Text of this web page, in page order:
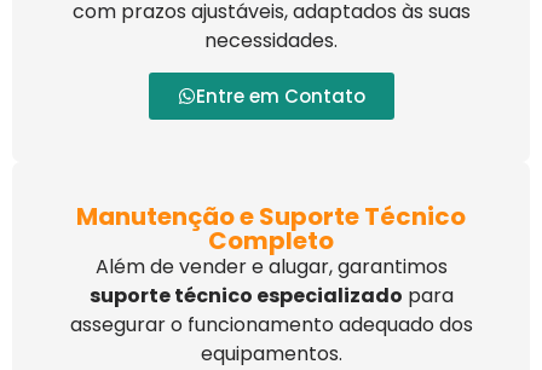
com prazos ajustáveis, adaptados às suas
necessidades.
Entre em Contato
Manutenção e Suporte Técnico
Completo
Além de vender e alugar, garantimos
suporte técnico especializado para
assegurar o funcionamento adequado dos
equipamentos.